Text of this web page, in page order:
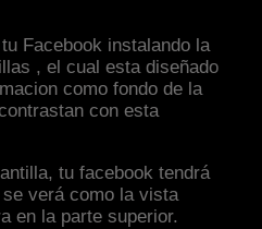
Facebook instalando la
, el cual esta diseñado
como fondo de la
con esta
tu facebook tendrá
verá como la vista
en la parte superior.